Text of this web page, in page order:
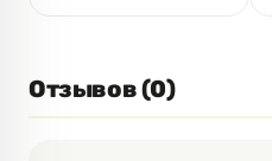
Отзывов (0)